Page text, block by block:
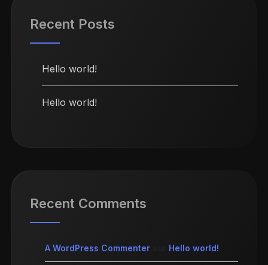
Recent Posts
Hello world!
Hello world!
Recent Comments
A WordPress Commenter Hello world!